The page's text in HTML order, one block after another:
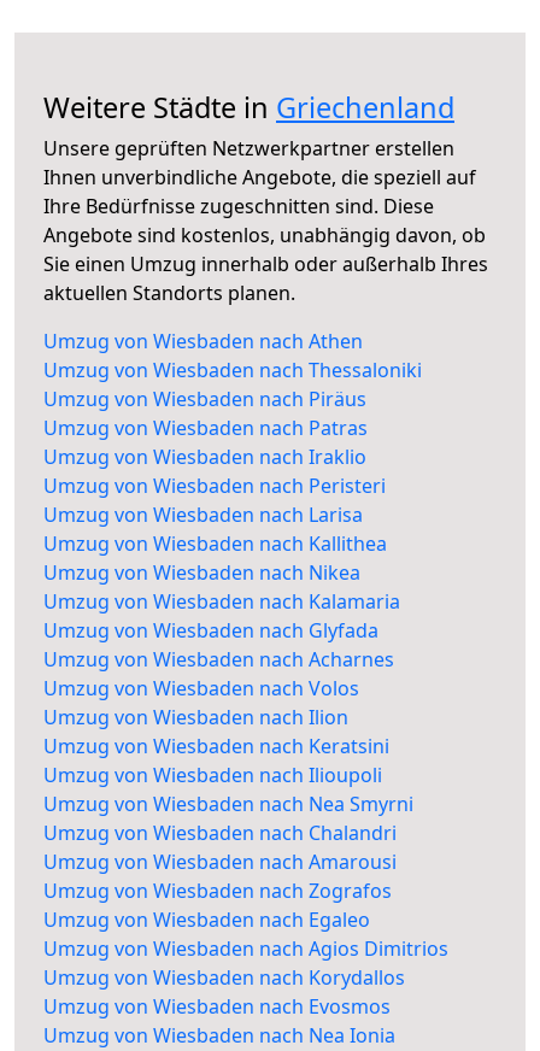
Weitere Städte in Griechenland
Unsere geprüften Netzwerkpartner erstellen
Ihnen unverbindliche Angebote, die speziell auf
Ihre Bedürfnisse zugeschnitten sind. Diese
Angebote sind kostenlos, unabhängig davon, ob
Sie einen Umzug innerhalb oder außerhalb Ihres
aktuellen Standorts planen.
Umzug von Wiesbaden nach Athen
Umzug von Wiesbaden nach Thessaloniki
Umzug von Wiesbaden nach Piräus
Umzug von Wiesbaden nach Patras
Umzug von Wiesbaden nach Iraklio
Umzug von Wiesbaden nach Peristeri
Umzug von Wiesbaden nach Larisa
Umzug von Wiesbaden nach Kallithea
Umzug von Wiesbaden nach Nikea
Umzug von Wiesbaden nach Kalamaria
Umzug von Wiesbaden nach Glyfada
Umzug von Wiesbaden nach Acharnes
Umzug von Wiesbaden nach Volos
Umzug von Wiesbaden nach Ilion
Umzug von Wiesbaden nach Keratsini
Umzug von Wiesbaden nach Ilioupoli
Umzug von Wiesbaden nach Nea Smyrni
Umzug von Wiesbaden nach Chalandri
Umzug von Wiesbaden nach Amarousi
Umzug von Wiesbaden nach Zografos
Umzug von Wiesbaden nach Egaleo
Umzug von Wiesbaden nach Agios Dimitrios
Umzug von Wiesbaden nach Korydallos
Umzug von Wiesbaden nach Evosmos
Umzug von Wiesbaden nach Nea Ionia